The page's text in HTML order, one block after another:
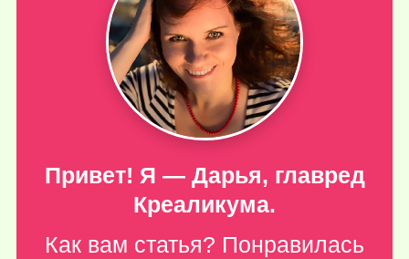
Привет! Я — Дарья, главред
Креаликума.
Как вам статья? Понравилась